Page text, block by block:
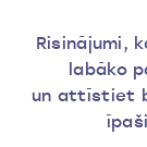
Risinājumi,
labāko
un attīstiet